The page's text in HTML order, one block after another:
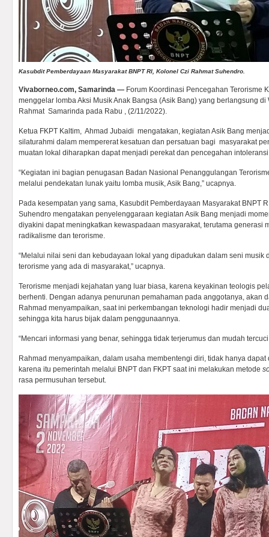
Kasubdit Pemberdayaan Masyarakat BNPT RI, Kolonel Czi Rahmat Suhendro.
Vivaborneo.com, Samarinda — Forum Koordinasi Pencegahan Terorisme
menggelar lomba Aksi Musik Anak Bangsa (Asik Bang) yang berlangsung di
Rahmat Samarinda pada Rabu , (2/11/2022).
Ketua FKPT Kaltim, Ahmad Jubaidi mengatakan, kegiatan Asik Bang
silaturahmi dalam mempererat kesatuan dan persatuan bagi masyarakat
muatan lokal diharapkan dapat menjadi perekat dan pencegahan
“Kegiatan ini bagian penugasan Badan Nasional Penanggulangan
melalui pendekatan lunak yaitu lomba musik, Asik Bang,” ucapnya.
Pada kesempatan yang sama, Kasubdit Pemberdayaan Masyarakat BNPT
Suhendro mengatakan penyelenggaraan kegiatan Asik Bang menjadi
diyakini dapat meningkatkan kewaspadaan masyarakat, terutama generasi
radikalisme dan terorisme.
“Melalui nilai seni dan kebudayaan lokal yang dipadukan dalam seni musik
terorisme yang ada di masyarakat,” ucapnya.
Terorisme menjadi kejahatan yang luar biasa, karena keyakinan teologis
berhenti. Dengan adanya penurunan pemahaman pada anggotanya, akan
Rahmad menyampaikan, saat ini perkembangan teknologi hadir menjadi
sehingga kita harus bijak dalam penggunaannya.
“Mencari informasi yang benar, sehingga tidak terjerumus dan mudah
Rahmad menyampaikan, dalam usaha membentengi diri, tidak hanya
karena itu pemerintah melalui BNPT dan FKPT saat ini melakukan metode
rasa permusuhan tersebut.